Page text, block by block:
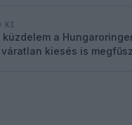
KI
küzdelem a
kiesés is